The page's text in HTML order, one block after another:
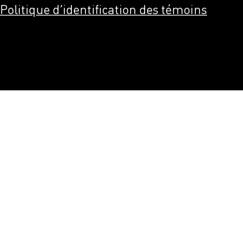
Politique d’identification des témoins